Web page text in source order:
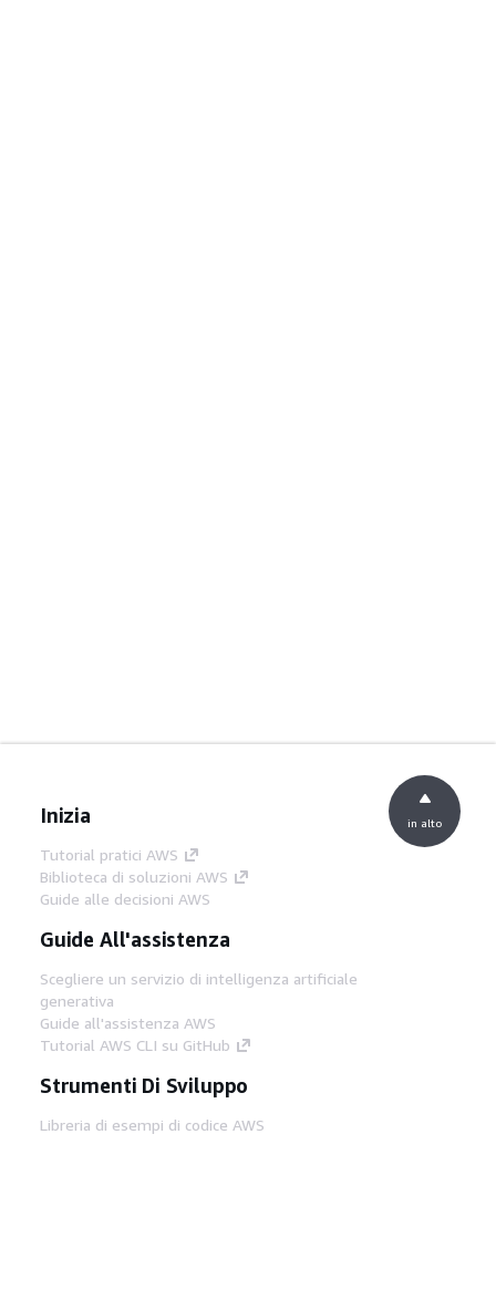
Inizia
Tutorial pratici AWS
Biblioteca di soluzioni AWS
Guide alle decisioni AWS
Guide All'assistenza
Scegliere un servizio di intelligenza artificiale
generativa
Guide all'assistenza AWS
Tutorial AWS CLI su GitHub
Strumenti Di Sviluppo
Libreria di esempi di codice AWS
in alto